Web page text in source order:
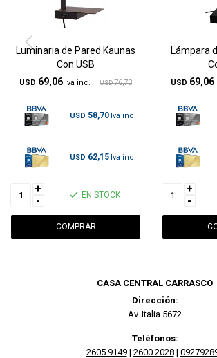
Luminaria de Pared Kaunas
Con USB
USD 69,06 USD 76,73
USD 58,70
USD 62,15
+
-
EN STOCK
Lámpara
USD 69,06
+
-
CASA CENTRAL CARRASCO
Dirección:
Av. Italia 5672
Teléfonos:
2605 9149| 2600 2028|